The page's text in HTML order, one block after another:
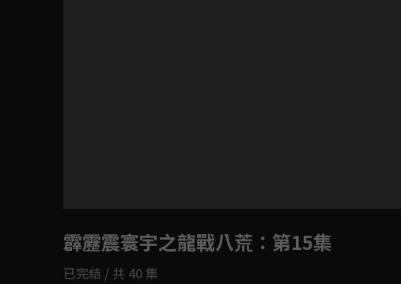
如有不便請見諒
霹靂震寰宇之龍戰八荒 ：第15集
已完結 / 共 40 集